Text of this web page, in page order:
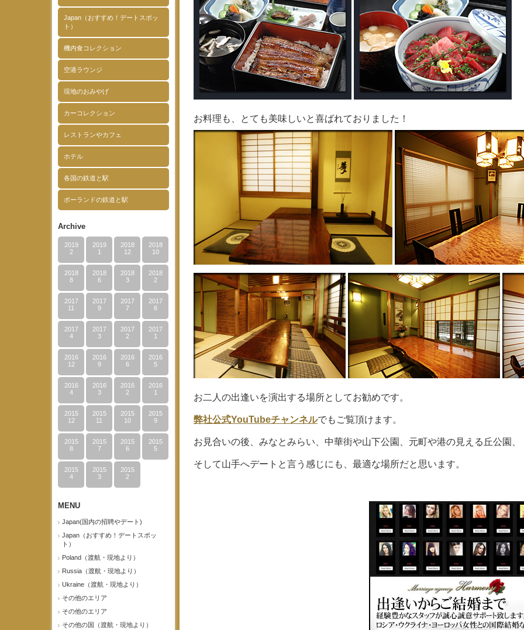
Japan（おすすめ！デートスポッ
ト）
機内食コレクション
空港ラウンジ
現地のおみやげ
カーコレクション
レストランやカフェ
ホテル
各国の鉄道と駅
ポーランドの鉄道と駅
Archive
2019
2
2019
1
2018
12
2018
10
2018
8
2018
6
2018
3
2018
2
2017
11
2017
9
2017
7
2017
6
2017
4
2017
3
2017
2
2017
1
2016
12
2016
9
2016
6
2016
5
2016
4
2016
3
2016
2
2016
1
2015
12
2015
11
2015
10
2015
9
2015
8
2015
7
2015
6
2015
5
2015
4
2015
3
2015
2
MENU
Japan(国内の招聘やデート)
Japan（おすすめ！デートスポッ
ト）
Poland（渡航・現地より）
Russia（渡航・現地より）
Ukraine（渡航・現地より）
その他のエリア
その他のエリア
その他の国（渡航・現地より）
お料理も、とても美味しいと喜ばれておりました！
お二人の出逢いを演出する場所としてお勧めです。
弊社公式YouTubeチャンネルでもご覧頂けます。
お見合いの後、みなとみらい、中華街や山下公園、元町や港の見える丘公園、
そして山手へデートと言う感じにも、最適な場所だと思います。